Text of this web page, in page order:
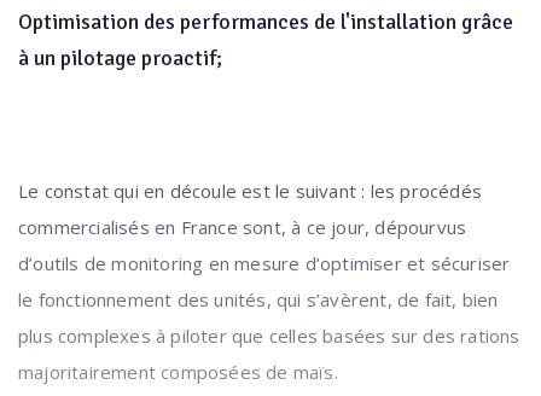
Optimisation des performances de l'installation grâce
à un pilotage proactif;
Le constat qui en découle est le suivant : les procédés
commercialisés en France sont, à ce jour, dépourvus
d’outils de monitoring en mesure d’optimiser et sécuriser
le fonctionnement des unités, qui s’avèrent, de fait, bien
plus complexes à piloter que celles basées sur des rations
majoritairement composées de maïs.